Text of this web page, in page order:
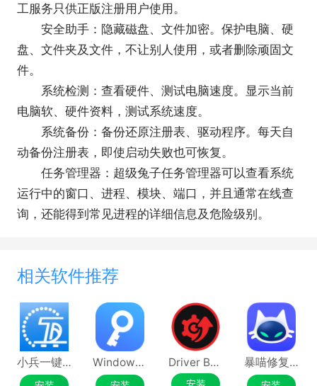
工服务只供正版注册用户使用。
安全助手：隐藏磁盘、文件加密。保护电脑、硬
盘、文件夹及文件，不让别人使用，或者删除顽固文
件。
系统检测：查看硬件、测试电脑速度。显示当前
电脑软、硬件资料，测试系统速度。
系统备份：备份还原注册表、驱动程序。每天自
动备份注册表，即使启动失败也可恢复。
任务管理器：超级兔子任务管理器可以查看系统
运行中的窗口、进程、模块、端口，并且通常在线查
询，还能得到常见进程的详细信息及危险级别。
相关软件推荐
小兵一键重装系统 Windows正版激活 Driver Booster 暴喵修复匠